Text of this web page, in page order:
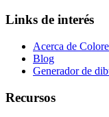
Links de interés
Acerca de
Blog
Generador de
Recursos